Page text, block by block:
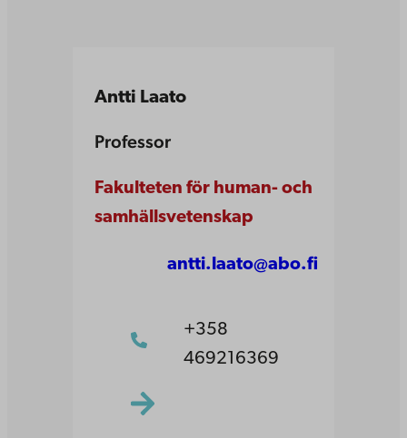
Antti Laato
Professor
Fakulteten för human- och
samhällsvetenskap
antti.laato@abo.fi
+358
469216369